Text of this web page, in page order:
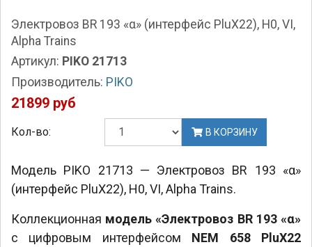
Электровоз BR 193 «α» (интерфейс PluX22), H0, VI,
Alpha Trains
Артикул: PIKO 21713
Производитель: PIKO
21899 руб
Кол-во: В КОРЗИНУ
Модель PIKO 21713 — Электровоз BR 193 «α»
(интерфейс PluX22), H0, VI, Alpha Trains.
Коллекционная модель «Электровоз BR 193 «α»
с цифровым интерфейсом NEM 658 PluX22